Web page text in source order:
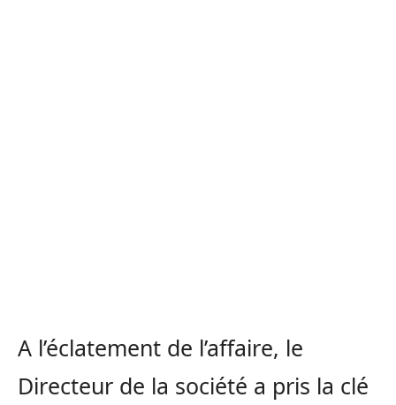
A l’éclatement de l’affaire, le
Directeur de la société a pris la clé